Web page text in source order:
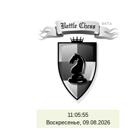
11:05:55
Воскресенье, 09.08.2026